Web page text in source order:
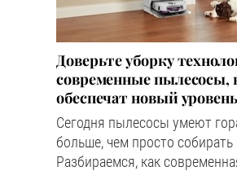
Доверьте уборку
современные пылесосы,
обеспечат новый
Сегодня пылесосы умеют
больше, чем просто
Разбираемся, как